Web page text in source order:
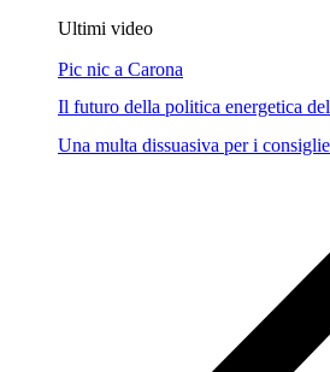
Ultimi video
Pic nic a Carona
Il futuro della politica energetica
Una multa dissuasiva per i